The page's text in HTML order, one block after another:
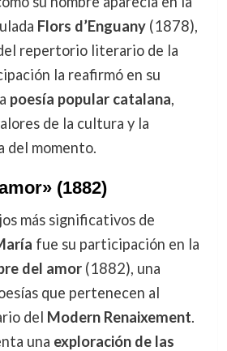
Flors d’Enguany(1878),
repertorio literario de la
la reafirmó en su
poesía popular catalana,
de la cultura y la
del momento.
(1882)
más significativos de
fue su participación en la
del amor(1882), una
que pertenecen al
del Modern Renaixement.
una exploración de las